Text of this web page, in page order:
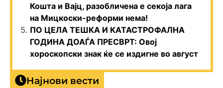
Кошта и Вајц, разобличена е секоја лага
на Мицкоски-реформи нема!
ПО ЦЕЛА ТЕШКА И КАТАСТРОФАЛНА
ГОДИНА ДОАЃА ПРЕСВРТ: Овој
хороскопски знак ќе се издигне во август
Најнови вести